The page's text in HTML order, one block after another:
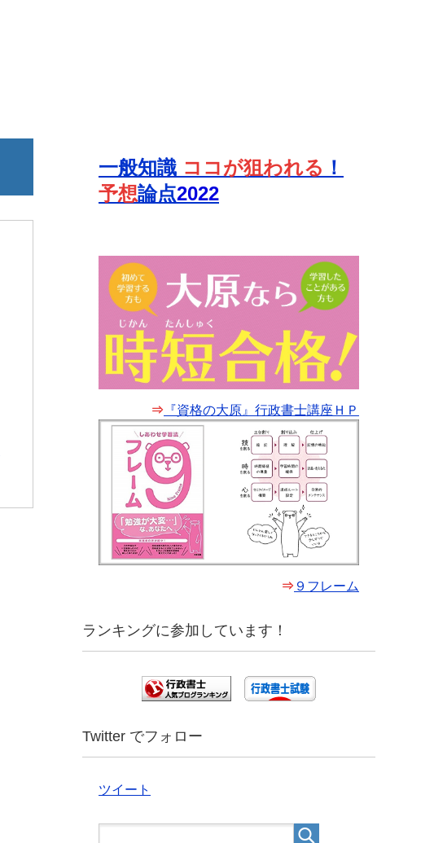
一般知識 ココが狙われる ！
予想論点2022
⇒ 『資格の大原』行政書士講座ＨＰ
⇒ ９フレーム
ランキングに参加しています！
Twitter でフォロー
ツイート